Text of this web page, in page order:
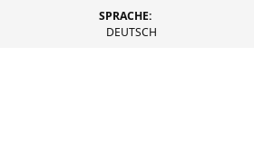
SPRACHE:
DEUTSCH